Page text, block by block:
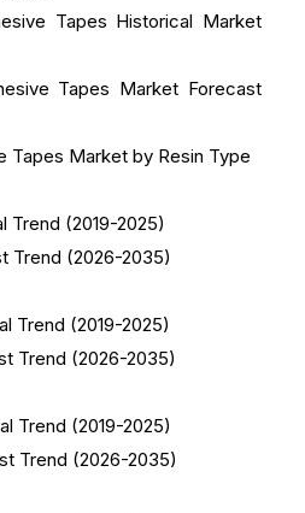
Tapes Historical Market
Tapes Market Forecast
Market by Resin Type
(2019-2025)
(2026-2035)
(2019-2025)
(2026-2035)
(2019-2025)
(2026-2035)